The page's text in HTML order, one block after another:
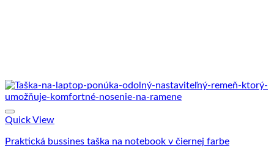
Quick View
Praktická bussines taška na notebook v čiernej farbe